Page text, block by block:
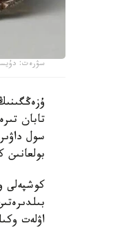
سۋرەت:
سول
كوشپەلى
اۋلەت